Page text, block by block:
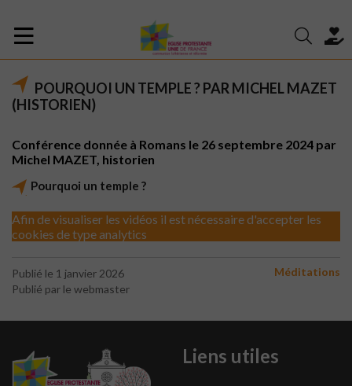
POURQUOI UN TEMPLE ? PAR MICHEL MAZET
(HISTORIEN)
Conférence donnée à Romans le 26 septembre 2024 par
Michel MAZET, historien
Pourquoi un temple ?
Afin de visualiser les vidéos il est nécessaire d'accepter les
cookies de type analytics
Publié le 1 janvier 2026
Publié par le webmaster
Méditations
Liens utiles